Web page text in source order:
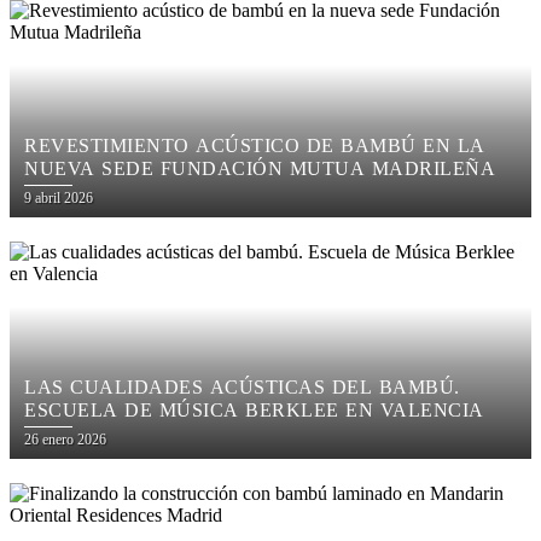
REVESTIMIENTO ACÚSTICO DE BAMBÚ EN LA
NUEVA SEDE FUNDACIÓN MUTUA MADRILEÑA
Posted
on
9 abril 2026
LAS CUALIDADES ACÚSTICAS DEL BAMBÚ.
ESCUELA DE MÚSICA BERKLEE EN VALENCIA
Posted
on
26 enero 2026